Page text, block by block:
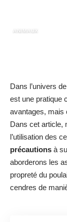
ANIMAUX
Dans l’univers
est une pratique
avantages, mais
Dans cet article,
l’utilisation des
précautions à
aborderons les
propreté du
cendres de